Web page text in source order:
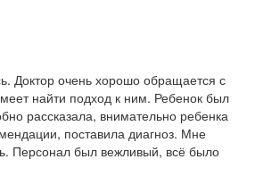
Доктор очень хорошо обращается с
найти подход к ним. Ребенок был
рассказала, внимательно ребенка
поставила диагноз. Мне
Персонал был вежливый, всё было